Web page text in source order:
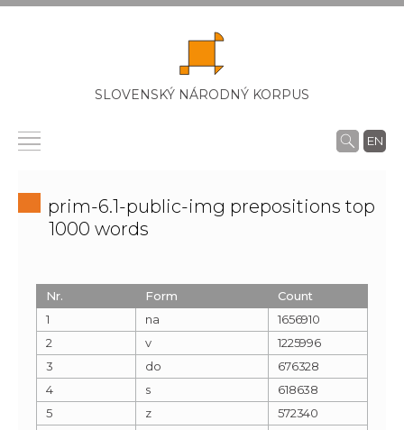
SLOVENSKÝ NÁRODNÝ KORPUS
EN
prim-6.1-public-img prepositions top
1000 words
Nr. Form
Count
1
na
1656910
2
v
1225996
3
do
676328
4
s
618638
5
z
572340